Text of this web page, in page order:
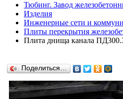
Тюбинг. Завод
Изделия
Инженерные сети и
Плиты перекрытия
Плита днища канала
Поделиться…